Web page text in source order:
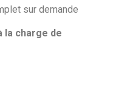
sur demande
la charge de